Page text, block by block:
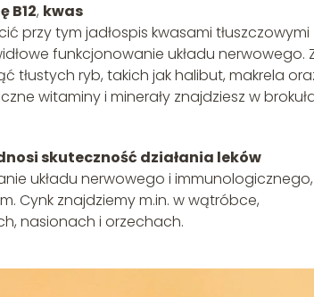
B12, kwas
przy tym jadłospis kwasami tłuszczowymi
funkcjonowanie układu nerwowego.
ryb, takich jak halibut, makrela
witaminy i minerały znajdziesz w
skuteczność działania leków
układu nerwowego i immunologicznego,
Cynk znajdziemy m.in. w wątróbce,
nasionach i orzechach.